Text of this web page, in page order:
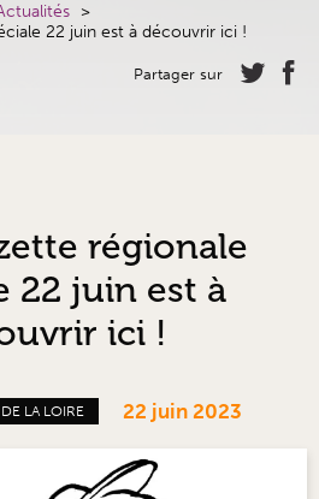
22 juin est à découvrir ici !
Partager sur
régionale
22 juin est à
ici !
LA LOIRE 22 juin 2023